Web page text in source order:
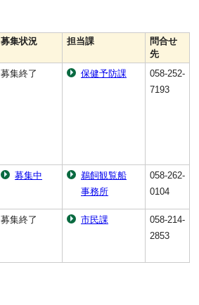
募集状況 担当課
問合せ
先
募集終了 保健予防課
058-252-
7193
募集中
鵜飼観覧船
事務所
058-262-
0104
募集終了 市民課
058-214-
2853